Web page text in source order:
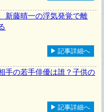
新藤晴一の浮気発覚で離
記事詳細へ
手の若手俳優は誰？子供の
記事詳細へ